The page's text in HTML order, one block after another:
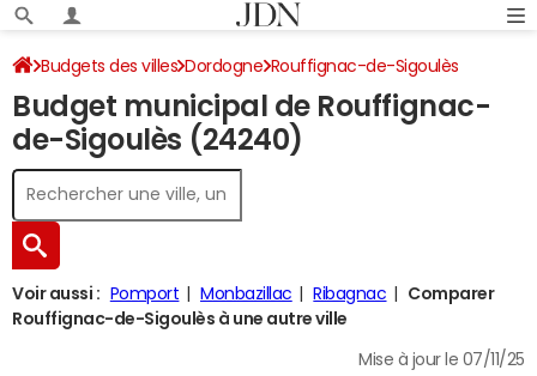
Budgets des villes Dordogne Rouffignac-de-Sigoulès
Budget 2024
Budget municipal de Rouffignac-
de-Sigoulès (24240)
Voir aussi : Pomport Monbazillac Ribagnac
Comparer
Rouffignac-de-Sigoulès à une autre ville
Mise à jour le 07/11/25